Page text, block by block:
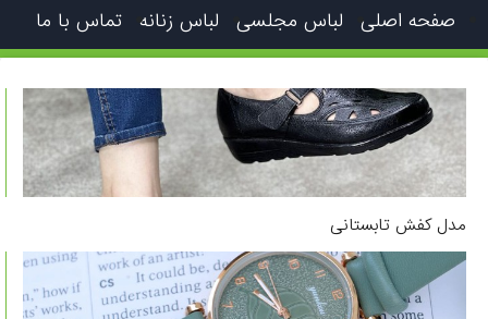
صفحه اصلی لباس مجلسی لباس زنانه تماس با ما
مدل کفش تابستانی